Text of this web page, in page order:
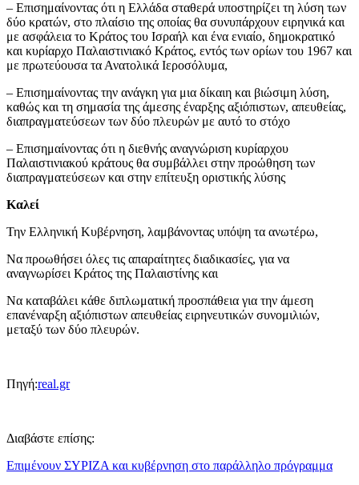
– Επισημαίνοντας ότι η Ελλάδα σταθερά υποστηρίζει τη λύση των
δύο κρατών, στο πλαίσιο της οποίας θα συνυπάρχουν ειρηνικά και
με ασφάλεια το Κράτος του Ισραήλ και ένα ενιαίο, δημοκρατικό
και κυρίαρχο Παλαιστινιακό Κράτος, εντός των ορίων του 1967 και
με πρωτεύουσα τα Ανατολικά Ιεροσόλυμα,
– Επισημαίνοντας την ανάγκη για μια δίκαιη και βιώσιμη λύση,
καθώς και τη σημασία της άμεσης έναρξης αξιόπιστων, απευθείας,
διαπραγματεύσεων των δύο πλευρών με αυτό το στόχο
– Επισημαίνοντας ότι η διεθνής αναγνώριση κυρίαρχου
Παλαιστινιακού κράτους θα συμβάλλει στην προώθηση των
διαπραγματεύσεων και στην επίτευξη οριστικής λύσης
Καλεί
Την Ελληνική Κυβέρνηση, λαμβάνοντας υπόψη τα ανωτέρω,
Να προωθήσει όλες τις απαραίτητες διαδικασίες, για να
αναγνωρίσει Κράτος της Παλαιστίνης και
Να καταβάλει κάθε διπλωματική προσπάθεια για την άμεση
επανέναρξη αξιόπιστων απευθείας ειρηνευτικών συνομιλιών,
μεταξύ των δύο πλευρών.
Πηγή:real.gr
Διαβάστε επίσης:
Επιμένουν ΣΥΡΙΖΑ και κυβέρνηση στο παράλληλο πρόγραμμα